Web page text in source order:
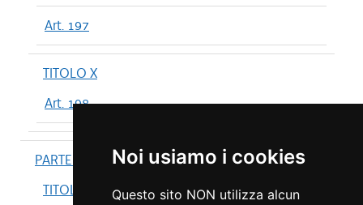
Noi usiamo i cookies
Questo sito NON utilizza alcun
Art. 197
TITOLO X
Art. 198
PARTE IV
TITOLO I